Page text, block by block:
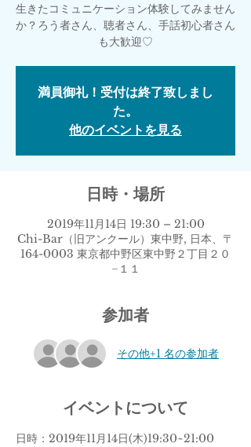
生きたコミュニケーション体験してみません
か？ろう者さん、聴者さん、手話初心者さん
も大歓迎♡
満員御礼！受付は終了致しまし
た。
他のイベントを見る
日時・場所
2019年11月14日 19:30 – 21:00
Chi-Bar（旧アンクール）東中野, 日本、〒
164-0003 東京都中野区東中野２丁目２０
−１１
参加者
その他+1 名の参加者
イベントについて
日時：2019年11月14日(木)19:30~21:00